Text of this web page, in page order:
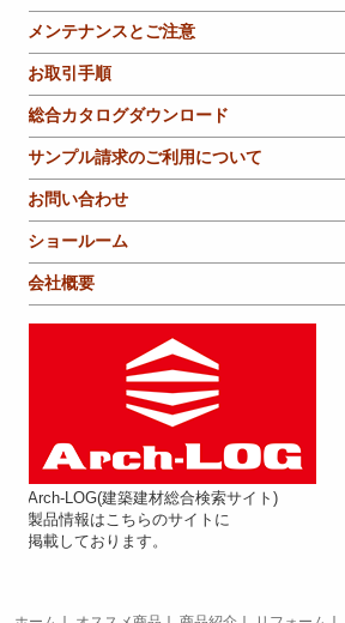
メンテナンスとご注意
お取引手順
総合カタログダウンロード
サンプル請求のご利用について
お問い合わせ
ショールーム
会社概要
Arch-LOG(建築建材総合検索サイト)
製品情報はこちらのサイトに
掲載しております。